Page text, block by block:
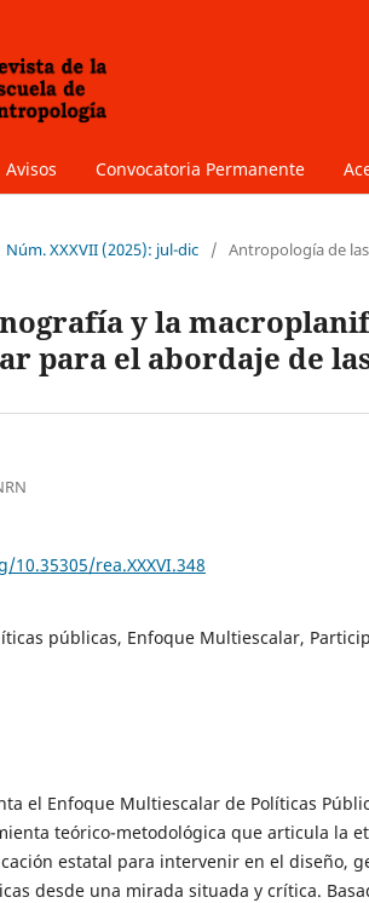
Avisos Convocatoria Permanente
Núm. XXXVII (2025): jul-dic / Antropología de
y la
para el abordaje de
rea.XXXVI.348
públicas, Enfoque Multiescalar,
el Enfoque Multiescalar de Políticas
teórico-metodológica que articula la
estatal para intervenir en el diseño,
desde una mirada situada y crítica.